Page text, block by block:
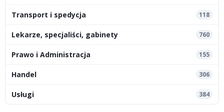
Transport i spedycja 118
Lekarze, specjaliści, gabinety 760
Prawo i Administracja 155
Handel 306
Usługi 384